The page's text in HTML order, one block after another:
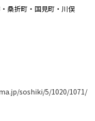
桑折町・国見町・川俣
soshiki/5/1020/1071/